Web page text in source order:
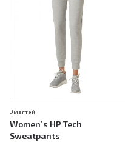
Women’s HP Tech
Sweatpants
Эмэгтэй